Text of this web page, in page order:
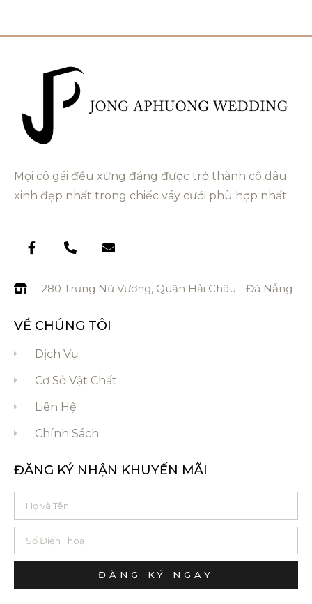
Mọi cô gái đều xứng đáng được trở thành cô dâu
xinh đẹp nhất trong chiếc váy cưới phù hợp nhất.
280 Trưng Nữ Vương, Quận Hải Châu - Đà Nẵng
VỀ CHÚNG TÔI
Dịch Vụ
Cơ Sở Vật Chất
Liên Hệ
Chính Sách
ĐĂNG KÝ NHẬN KHUYẾN MÃI
ĐĂNG KÝ NGAY